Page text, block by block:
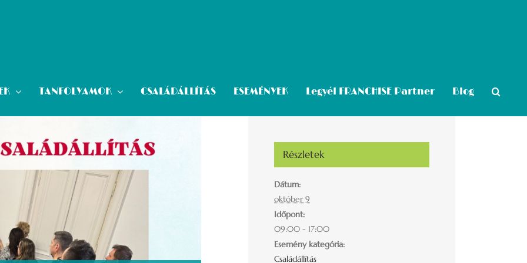
TANFOLYAMOK CSALÁDÁLLÍTÁS ESEMÉNYEK Legyél FRANCHISE Partner Blog
Részletek
Dátum:
október 9
Időpont:
09:00 - 17:00
Esemény kategória:
Családállítás